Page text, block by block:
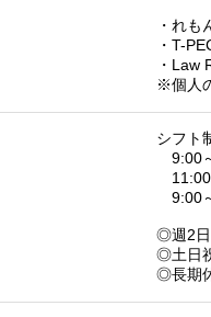
・れも
・T-
・Law
※個人
シフト
9:00
11:00
9:00
◎週2日
◎土日
◎長期